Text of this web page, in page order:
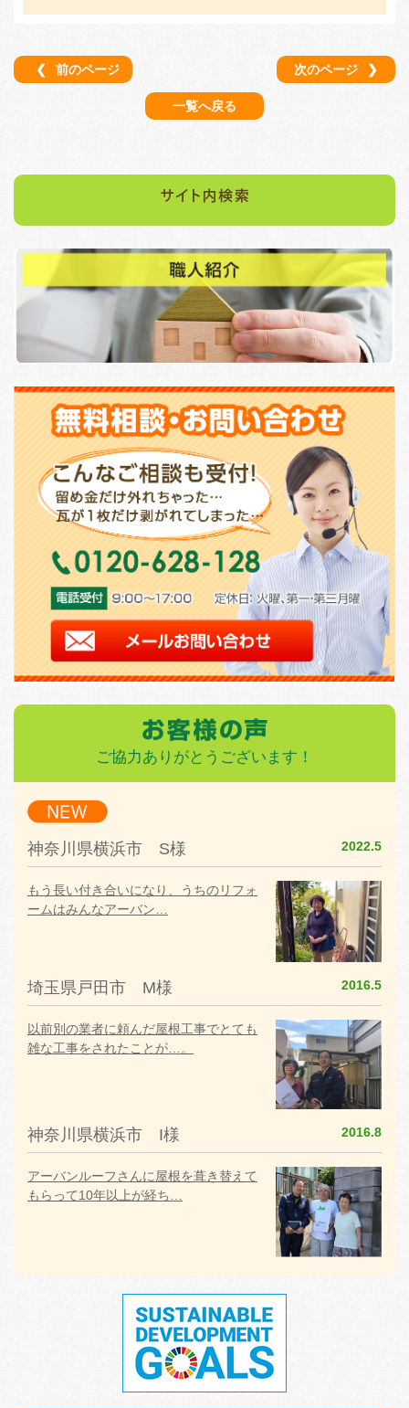
❮ 前のページ 次のページ ❯
一覧へ戻る
ご協力ありがとうございます！
神奈川県横浜市 S様 2022.5
もう長い付き合いになり、うちのリフォ
ームはみんなアーバン…
埼玉県戸田市 M様 2016.5
以前別の業者に頼んだ屋根工事でとても
雑な工事をされたことが…。
神奈川県横浜市 I様 2016.8
アーバンルーフさんに屋根を葺き替えて
もらって10年以上が経ち…